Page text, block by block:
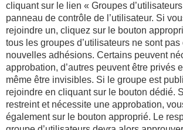
cliquant sur le lien « Groupes
panneau de contrôle de l’utilisateur. Si
rejoindre un, cliquez sur le bouton
tous les groupes d’utilisateurs ne sont
nouvelles adhésions. Certains peuvent
approbation, d’autres peuvent être privés
même être invisibles. Si le groupe est
rejoindre en cliquant sur le bouton dédié.
restreint et nécessite une approbation,
également sur le bouton approprié. Le